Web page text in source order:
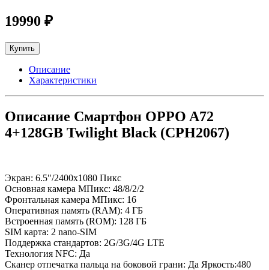
19990 ₽
Купить
Описание
Характеристики
Описание Смартфон OPPO A72
4+128GB Twilight Black (CPH2067)
Экран: 6.5"/2400x1080 Пикс
Основная камера МПикс: 48/8/2/2
Фронтальная камера МПикс: 16
Оперативная память (RAM): 4 ГБ
Встроенная память (ROM): 128 ГБ
SIM карта: 2 nano-SIM
Поддержка стандартов: 2G/3G/4G LTE
Технология NFC: Да
Сканер отпечатка пальца на боковой грани: Да Яркость:480